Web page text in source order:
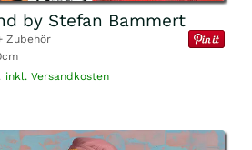
by Stefan Bammert
Zubehör
inkl. Versandkosten